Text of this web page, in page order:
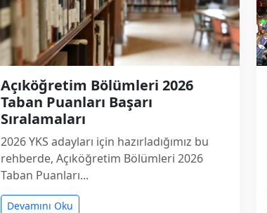
Açıköğretim Bölümleri 2026
Taban Puanları Başarı
Sıralamaları
2026 YKS adayları için hazırladığımız bu
rehberde, Açıköğretim Bölümleri 2026
Taban Puanları...
Devamını Oku